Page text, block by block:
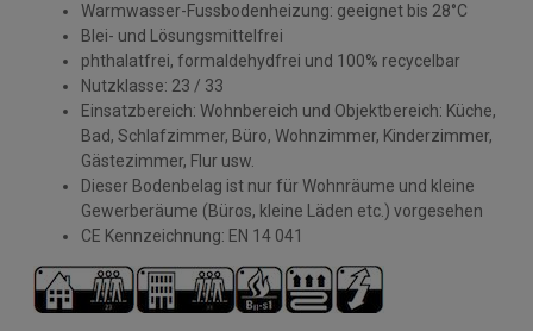
Warmwasser-Fussbodenheizung: geeignet bis 28°C
Blei- und Lösungsmittelfrei
phthalatfrei, formaldehydfrei und 100% recycelbar
Nutzklasse: 23 / 33
Einsatzbereich: Wohnbereich und Objektbereich: Küche,
Bad, Schlafzimmer, Büro, Wohnzimmer, Kinderzimmer,
Gästezimmer, Flur usw.
Dieser Bodenbelag ist nur für Wohnräume und kleine
Gewerberäume (Büros, kleine Läden etc.) vorgesehen
CE Kennzeichnung: EN 14 041